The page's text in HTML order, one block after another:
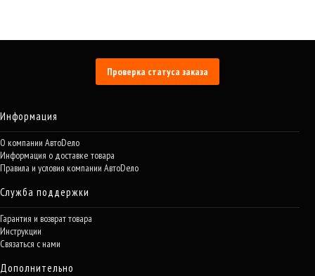
Проверка статуса заказа
Информация
О компании АвтоDело
Информация о доставке товара
Правила и условия компании АвтоDело
Служба поддержки
Гарантия и возврат товара
Инструкции
Связаться с нами
Дополнительно